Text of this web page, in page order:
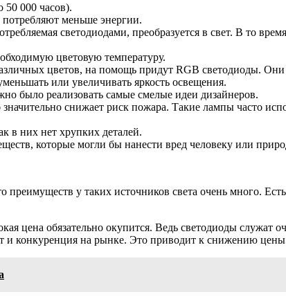
000 часов).
меньше энергии.
светодиодами, преобразуется в свет. В то
цветовую температуру.
цветов, на помощь придут RGB светодиоды.
или увеличивать яркость освещения.
было реализовать самые смелые идеи дизайнеров.
снижает риск пожара. Такие лампы часто
в них нет хрупких деталей.
которые могли бы нанести вред человеку или
у таких источников света очень много.
цена обязательно окупится. Ведь светодиоды служат
и конкуренция на рынке. Это приводит к снижению